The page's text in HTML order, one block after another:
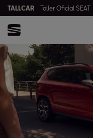
TALLCAR Taller Oficial SEAT